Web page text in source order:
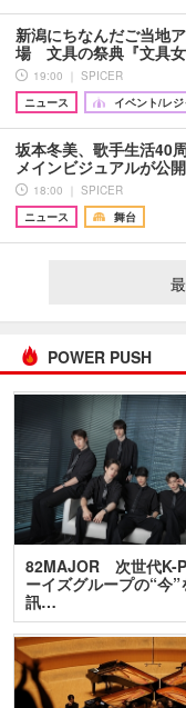
新潟にちなんだご当地
場 文具の祭典『文具
19:00 ｜ SPICER
ニュース
イベント/レ
坂本冬美、歌手生活40
メインビジュアルが公
18:00 ｜ SPICER
ニュース
舞台
POWER PUSH
82MAJOR 次世代K-
ーイズグループの“今”
訊…